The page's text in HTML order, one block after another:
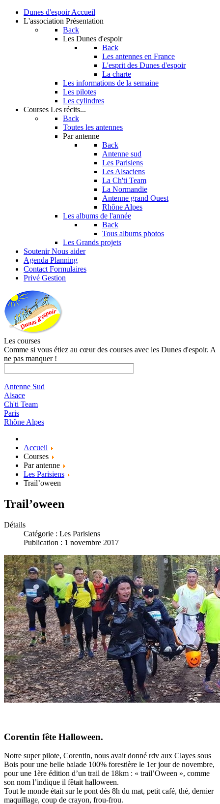
Dunes d'espoir Accueil
L'association Présentation
Back
Les Dunes d'espoir
Back
Les antennes en France
L'esprit des Dunes d'espoir
La charte
Les informations de la semaine
Les pilotes
Les cylindres
Courses Les récits...
Back
Toutes les antennes
Par antenne
Back
Antenne sud
Les Parisiens
Les Alsaciens
La Ch'ti Team
La Normandie
Antenne grand Ouest
Rhône Alpes
Les albums de l'année
Back
Tous albums photos
Les Grands projets
Soutenir Nous aider
Agenda Planning
Contact Formulaires
Privé Gestion
Les courses
Comme si vous étiez au cœur des courses avec les Dunes d'espoir. A
ne pas manquer !
Antenne Sud
Alsace
Ch'ti Team
Paris
Rhône Alpes
Accueil
Courses
Par antenne
Les Parisiens
Trail’oween
Trail’oween
Détails
Catégorie : Les Parisiens
Publication : 1 novembre 2017
Corentin fête Halloween.
Notre super pilote, Corentin, nous avait donné rdv aux Clayes sous
Bois pour une belle balade 100% forestière le 1er jour de novembre,
pour une 1ère édition d’un trail de 18km : « trail’Oween », comme
son nom l’indique il fêtait halloween.
Tout le monde était sur le pont dés 8h du mat, petit café, thé, dernier
maquillage, coup de crayon, frou-frou.